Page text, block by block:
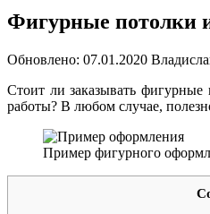
Фигурные потолки
Обновлено: 07.01.2020
Стоит ли заказывать фигурные
работы? В любом случае,
Пример фигурного